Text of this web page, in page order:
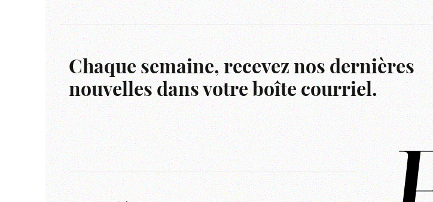
Chaque semaine, recevez nos dernières
nouvelles dans votre boîte courriel.